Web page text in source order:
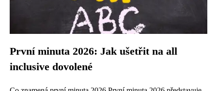
První minuta 2026: Jak ušetřit na all
inclusive dovolené